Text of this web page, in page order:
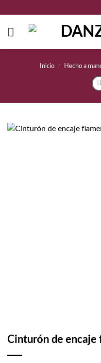
contenido
Inicio / Hecho a
Cinturón de encaje